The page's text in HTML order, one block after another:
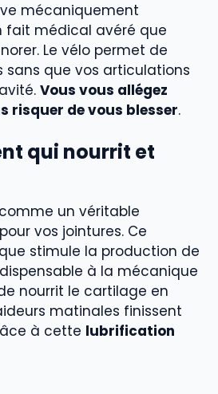
mécaniquement
fait médical avéré que
Le vélo permet de
sans que vos articulations
Vous vous allégez
risquer de vous blesser.
qui nourrit et
un véritable
vos jointures. Ce
stimule la production de
à la mécanique
nourrit le cartilage en
matinales finissent
à cette lubrification